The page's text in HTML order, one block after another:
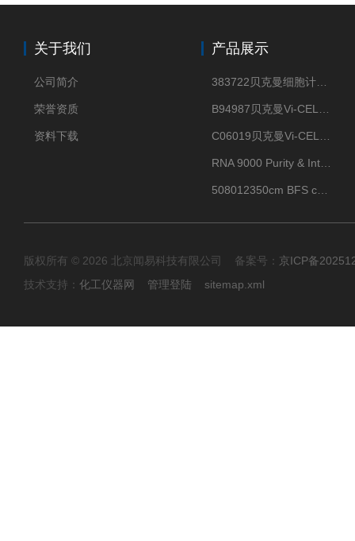
关于我们
公司简介
荣誉资质
资料下载
产品展示
版权所有 © 2026 北京闻易科技有限公司 备案号： 京ICP备
技术支持： 化工仪器网 管理登陆 sitemap.xml